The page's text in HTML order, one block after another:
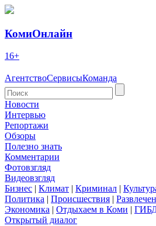
КомиОнлайн
16+
АгентствоСервисыКоманда
Новости
Интервью
Репортажи
Обзоры
Полезно знать
Комментарии
Фотовзгляд
Видеовзгляд
Бизнес | Климат | Криминал |
Политика | Происшествия |
Экономика | Отдыхаем в Коми |
Открытый диалог